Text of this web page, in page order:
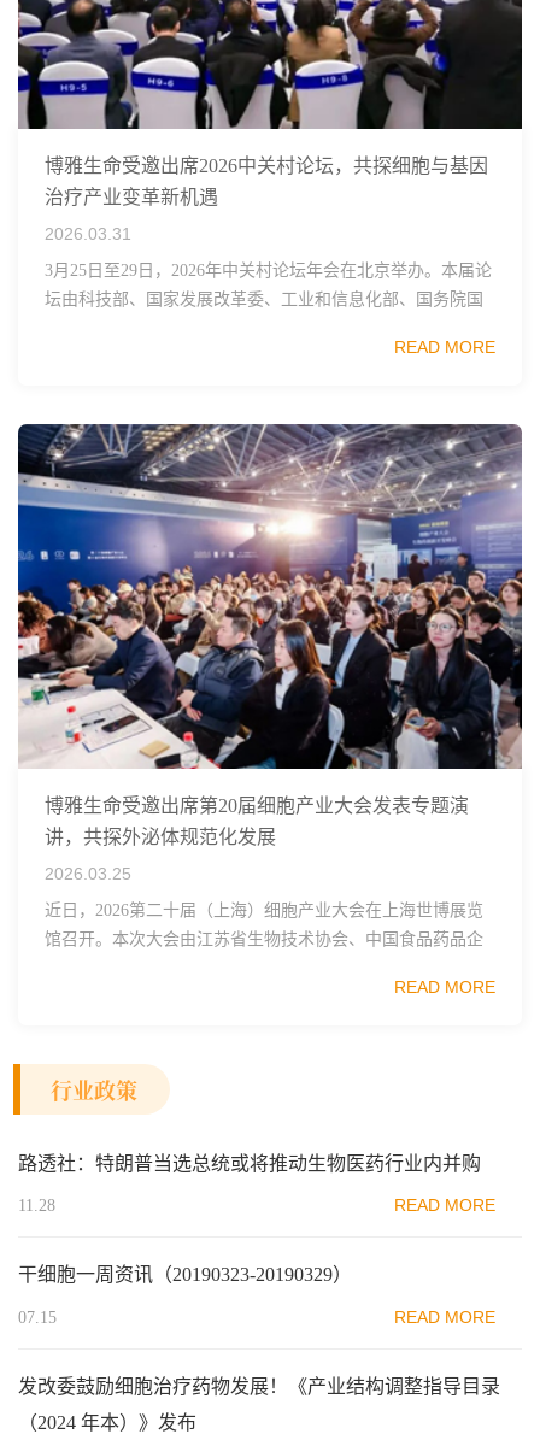
博雅生命受邀出席2026中关村论坛，共探细胞与基因
治疗产业变革新机遇
2026.03.31
3月25日至29日，2026年中关村论坛年会在北京举办。本届论
坛由科技部、国家发展改革委、工业和信息化部、国务院国
READ MORE
博雅生命受邀出席第20届细胞产业大会发表专题演
讲，共探外泌体规范化发展
2026.03.25
近日，2026第二十届（上海）细胞产业大会在上海世博展览
馆召开。本次大会由江苏省生物技术协会、中国食品药品企
范区生物医药行业协会、瑞士日内瓦长寿科学...
READ MORE
行业政策
路透社：特朗普当选总统或将推动生物医药行业内并购
11.28 READ MORE
干细胞一周资讯（20190323-20190329）
07.15 READ MORE
发改委鼓励细胞治疗药物发展！《产业结构调整指导目录
（2024 年本）》发布